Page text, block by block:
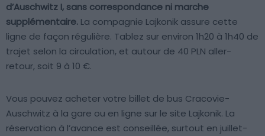
d’Auschwitz I, sans correspondance ni marche
supplémentaire. La compagnie Lajkonik assure cette
ligne de façon régulière. Tablez sur environ 1h20 à 1h40 de
trajet selon la circulation, et autour de 40 PLN aller-
retour, soit 9 à 10 €.
Vous pouvez acheter votre billet de bus Cracovie-
Auschwitz à la gare ou en ligne sur le site Lajkonik. La
réservation à l’avance est conseillée, surtout en juillet-